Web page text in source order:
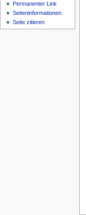
Permanenter Link
Seiten­­informationen
Seite zitieren